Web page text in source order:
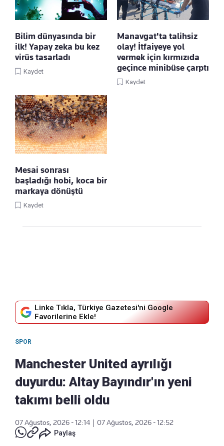
Bilim dünyasında bir
ilk! Yapay zeka bu kez
virüs tasarladı
Kaydet
Manavgat'ta talihsiz
olay! İtfaiyeye yol
vermek için kırmızıda
geçince minibüse çarptı
Kaydet
Mesai sonrası
başladığı hobi, koca bir
markaya dönüştü
Kaydet
Linke Tıkla, Türkiye Gazetesi'ni Google
Favorilerine Ekle!
SPOR
Manchester United ayrılığı
duyurdu: Altay Bayındır'ın yeni
takımı belli oldu
07 Ağustos, 2026 - 12:14
07 Ağustos, 2026 - 12:52
Paylaş